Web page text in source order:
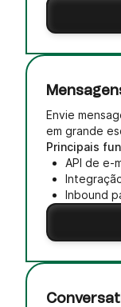
Envie
em grande
Principais
API de e-
Inbound